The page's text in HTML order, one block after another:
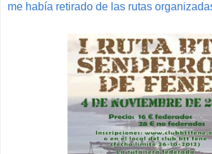
me había retirado de las rutas